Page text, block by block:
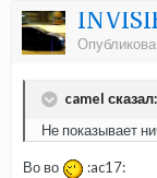
camel сказал:
Не показывает
Во во :ac17: